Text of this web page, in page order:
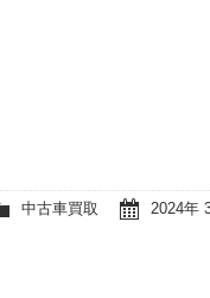
2024年
中古車買取